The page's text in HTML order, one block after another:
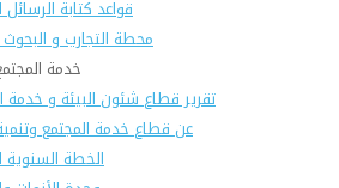
قواعد كتابة الرسائل
محطة التجارب و البحوث
خدمة
تقرير قطاع شئون البيئة و خدمة
عن قطاع خدمة المجتمع
الخطة السنوية